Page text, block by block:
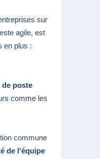
sur
agile, est
en plus :
poste
comme les
commune
de l’équipe